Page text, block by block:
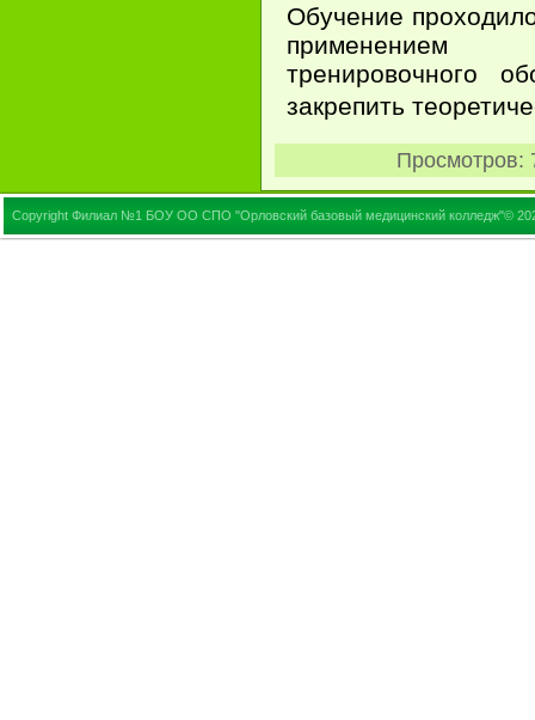
Обучение
применением
тренировочного
закрепить
Просмотров:
Copyright Филиал №1 БОУ ОО СПО "Орловский базовый медицинский колледж"©